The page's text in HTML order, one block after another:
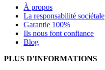
À propos
La responsabilité sociétale
Garantie 100%
Ils nous font confiance
Blog
PLUS D'INFORMATIONS